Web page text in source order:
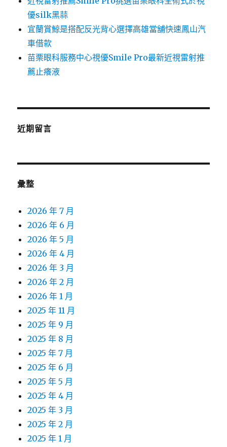
優silk黑蒜
宜蘭賞鯨是搭配反光背心選擇高雄當舖快速鳳山汽
車借款
苗栗眼科服務中心視優Smile Pro最新近視雷射推
薦止癢液
近期留言
彙整
2026 年 7 月
2026 年 6 月
2026 年 5 月
2026 年 4 月
2026 年 3 月
2026 年 2 月
2026 年 1 月
2025 年 11 月
2025 年 9 月
2025 年 8 月
2025 年 7 月
2025 年 6 月
2025 年 5 月
2025 年 4 月
2025 年 3 月
2025 年 2 月
2025 年 1 月